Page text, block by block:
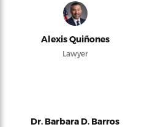
Alexis Quiñones
Lawyer
Dr. Barbara D. Barros